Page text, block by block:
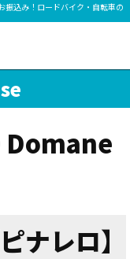
込み！ロードバイク・自転車の
Domane
ナレロ】